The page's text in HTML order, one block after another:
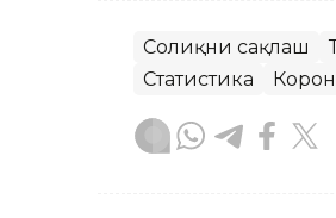
Соғлиқни сақлаш
Статистика